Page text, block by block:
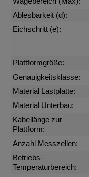
Ablesbarkeit (d):
Eichschritt (e):
Plattformgröße:
Genauigkeitsklasse:
Material Lastplatte:
Material Unterbau:
Kabellänge zur
Plattform:
Anzahl Messzellen:
Betriebs-
Temperaturbereich: